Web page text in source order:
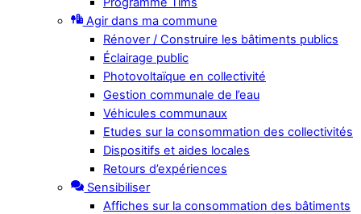
Agir dans ma commune
Rénover / Construire les bâtiments publics
Éclairage public
Photovoltaïque en collectivité
Gestion communale de l’eau
Véhicules communaux
Etudes sur la consommation des collectivités
Dispositifs et aides locales
Retours d’expériences
Sensibiliser
Affiches sur la consommation des bâtiments